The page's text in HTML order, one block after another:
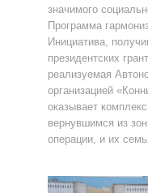
значимого
Программа
Инициатива,
президентских
реализуемая
организацией
оказывает
вернувшимся из
операции, и их